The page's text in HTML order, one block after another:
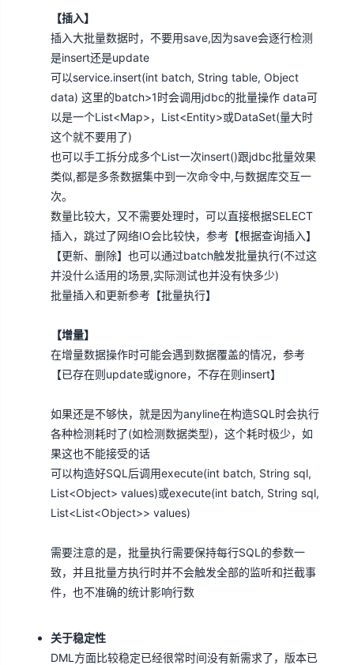
【插入】
插入大批量数据时，不要用save,因为save会逐行检测
是insert还是update
可以service.insert(int batch, String table, Object
data) 这里的batch>1时会调用jdbc的批量操作 data可
以是一个List<Map>，List<Entity>或DataSet(量大时
这个就不要用了)
也可以手工拆分成多个List一次insert()跟jdbc批量效果
类似,都是多条数据集中到一次命令中,与数据库交互一
次。
数量比较大，又不需要处理时，可以直接根据SELECT
插入，跳过了网络IO会比较快，参考【根据查询插入】
【更新、删除】也可以通过batch触发批量执行(不过这
并没什么适用的场景,实际测试也并没有快多少)
批量插入和更新参考【批量执行】
【增量】
在增量数据操作时可能会遇到数据覆盖的情况，参考
【已存在则update或ignore，不存在则insert】
如果还是不够快，就是因为anyline在构造SQL时会执行
各种检测耗时了(如检测数据类型)，这个耗时极少，如
果这也不能接受的话
可以构造好SQL后调用execute(int batch, String sql,
List<Object> values)或execute(int batch, String sql,
List<List<Object>> values)
需要注意的是，批量执行需要保持每行SQL的参数一
致，并且批量方执行时并不会触发全部的监听和拦截事
件，也不准确的统计影响行数
关于稳定性
DML方面比较稳定已经很常时间没有新需求了，版本已